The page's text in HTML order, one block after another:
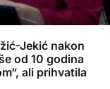
Jekić nakon
od 10 godina
ali prihvatila